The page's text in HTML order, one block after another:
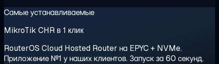
Самые устанавливаемые
MikroTik CHR в 1 клик
RouterOS Cloud Hosted Router на EPYC + NVMe.
Приложение №1 у наших клиентов. Запуск за 60 секунд.